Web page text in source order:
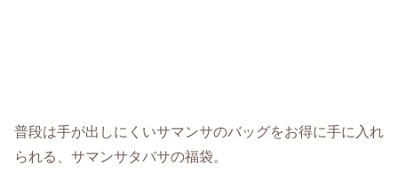
普段は手が出しにくいサマンサのバッグをお得に手に入れ
られる、サマンサタバサの福袋。